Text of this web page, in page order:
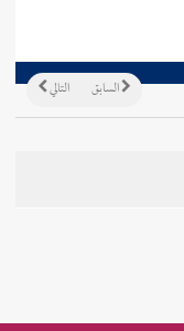
التالي السابق